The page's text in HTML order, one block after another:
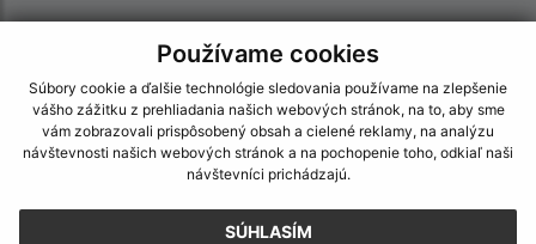
Používame cookies
Súbory cookie a ďalšie technológie sledovania používame na zlepšenie
vášho zážitku z prehliadania našich webových stránok, na to, aby sme
vám zobrazovali prispôsobený obsah a cielené reklamy, na analýzu
návštevnosti našich webových stránok a na pochopenie toho, odkiaľ naši
návštevníci prichádzajú.
SÚHLASÍM